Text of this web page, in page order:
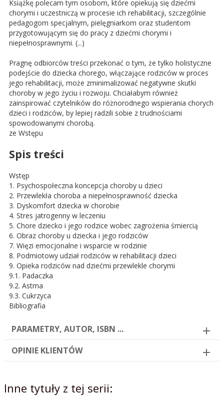
Książkę polecam tym osobom, które opiekują się dziećmi
chorymi i uczestniczą w procesie ich rehabilitacji, szczególnie
pedagogom specjalnym, pielęgniarkom oraz studentom
przygotowującym się do pracy z dziećmi chorymi i
niepełnosprawnymi. (...)
Pragnę odbiorców treści przekonać o tym, że tylko holistyczne
podejście do dziecka chorego, włączające rodziców w proces
jego rehabilitacji, może zminimalizować negatywne skutki
choroby w jego życiu i rozwoju. Chciałabym również
zainspirować czytelników do różnorodnego wspierania chorych
dzieci i rodziców, by lepiej radzili sobie z trudnościami
spowodowanymi chorobą.
ze Wstępu
Spis treści
Wstęp
1. Psychospołeczna koncepcja choroby u dzieci
2. Przewlekła choroba a niepełnosprawność dziecka
3. Dyskomfort dziecka w chorobie
4. Stres jatrogenny w leczeniu
5. Chore dziecko i jego rodzice wobec zagrożenia śmiercią
6. Obraz choroby u dziecka i jego rodziców
7. Więzi emocjonalne i wsparcie w rodzinie
8. Podmiotowy udział rodziców w rehabilitacji dzieci
9. Opieka rodziców nad dziećmi przewlekle chorymi
9.1. Padaczka
9.2. Astma
9.3. Cukrzyca
Bibliografia
PARAMETRY, AUTOR, ISBN ...
OPINIE KLIENTÓW
Inne tytuły z tej serii: